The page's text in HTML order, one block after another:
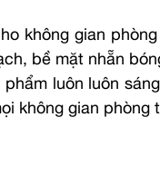
không gian
bề mặt nhẵn
luôn luôn
không gian phòng